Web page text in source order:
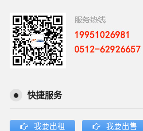
快捷服务
我要出租 我要出售